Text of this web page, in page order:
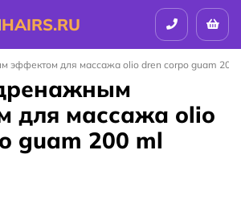
HAIRS.RU
эффектом для массажа olio dren corpo guam 200
для массажа olio
guam 200 ml